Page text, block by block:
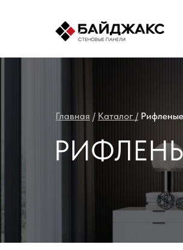
Главная / Каталог /